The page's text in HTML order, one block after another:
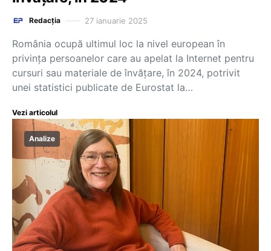
Redacția 27 ianuarie 2025
România ocupă ultimul loc la nivel european în
privința persoanelor care au apelat la Internet pentru
cursuri sau materiale de învățare, în 2024, potrivit
unei statistici publicate de Eurostat la…
Vezi articolul
Analize